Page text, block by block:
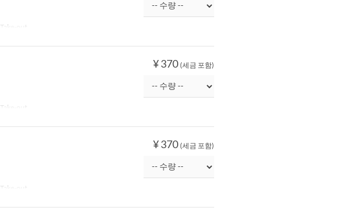
Take-out
¥ 370 (세금 포함)
Take-out
¥ 370 (세금 포함)
Take-out